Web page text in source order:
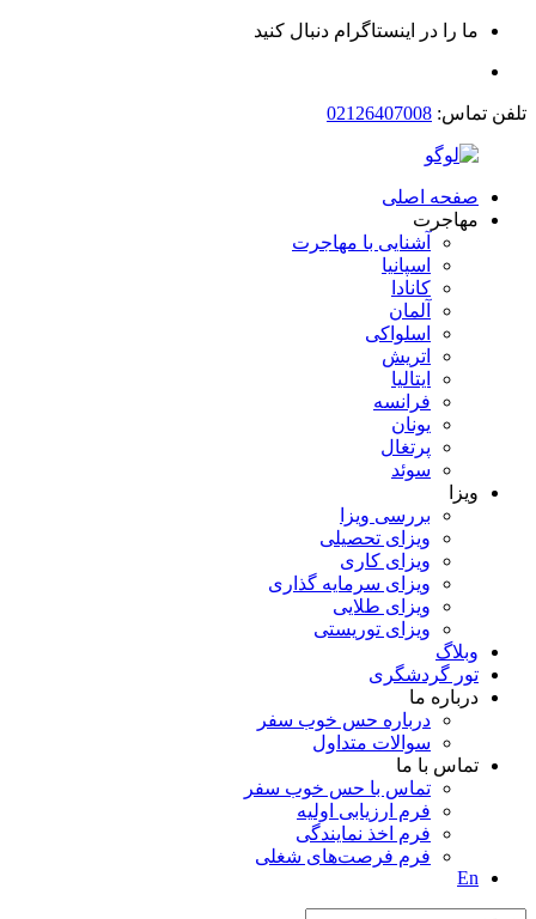
ما را در اینستاگرام دنبال کنید
تلفن تماس: 02126407008
صفحه اصلی
مهاجرت
آشنایی با مهاجرت
اسپانیا
کانادا
آلمان
اسلواکی
اتریش
ایتالیا
فرانسه
یونان
پرتغال
سوئد
ویزا
بررسی ویزا
ویزای تحصیلی
ویزای کاری
ویزای سرمایه گذاری
ویزای طلایی
ویزای توریستی
وبلاگ
تور گردشگری
درباره ما
درباره حس خوب سفر
سوالات متداول
تماس با ما
تماس با حس خوب سفر
فرم ارزیابی اولیه
فرم اخذ نمایندگی
فرم فرصت‌های شغلی
En